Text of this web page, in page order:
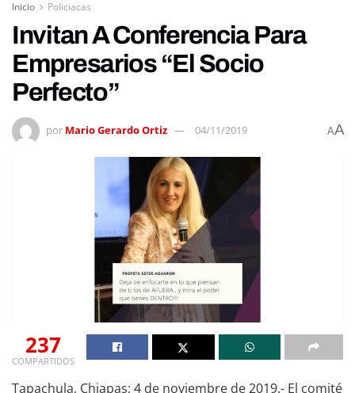
Inicio Policiacas
Invitan A Conferencia Para
Empresarios “El Socio
Perfecto”
por Mario Gerardo Ortiz 04/11/2019 AA
237
COMPARTIDOS
Tapachula, Chiapas; 4 de noviembre de 2019.- El comité